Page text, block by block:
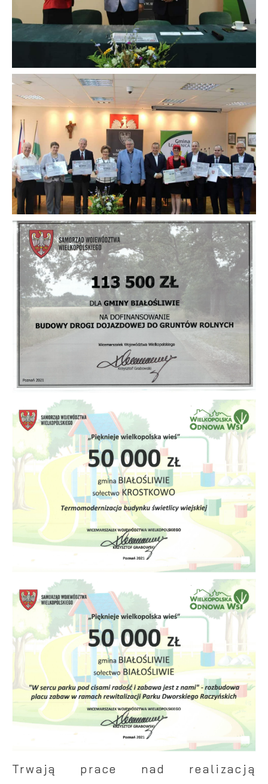
Trwają prace nad realizacją